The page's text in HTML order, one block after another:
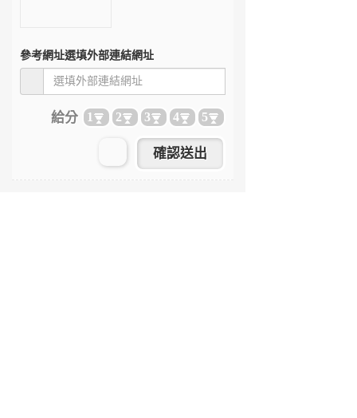
參考網址選填外部連結網址
給分 1 2 3 4 5